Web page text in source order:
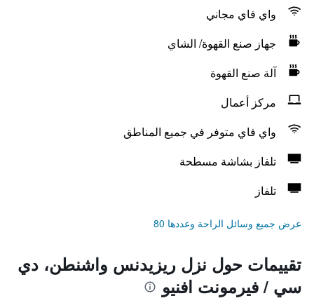
واي فاي مجاني
جهاز صنع القهوة/ الشاي
آلة صنع القهوة
مركز أعمال
واي فاي متوفر في جميع المناطق
تلفاز بشاشة مسطحة
تلفاز
عرض جميع وسائل الراحة وعددها 80
تقييمات حول نزل ريزيدنس واشنطن، دي
سي / فيرمونت افنيو